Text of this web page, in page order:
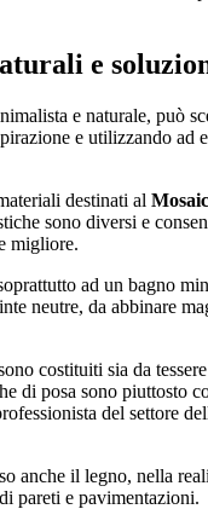
e
e naturale, può
e utilizzando ad
destinati al
sono diversi e
migliore.
ad un bagno
neutre, da abbinare
costituiti sia da
di posa sono piuttosto
del settore
anche il legno, nella
pareti e pavimentazioni.